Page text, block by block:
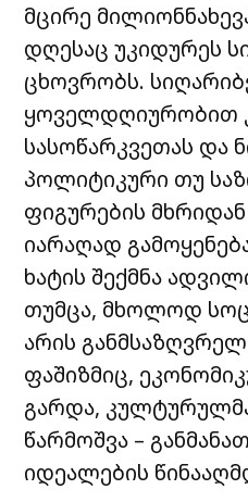
მცირე
დღესაც უკიდურეს
ცხოვრობს.
ყოველდღიურობით
სასოწარკვეთას და
პოლიტიკური თუ
ფიგურების
იარაღად
ხატის შექმნა
თუმცა, მხოლოდ
არის
ფაშიზმიც,
გარდა,
წარმოშვა –
იდეალების